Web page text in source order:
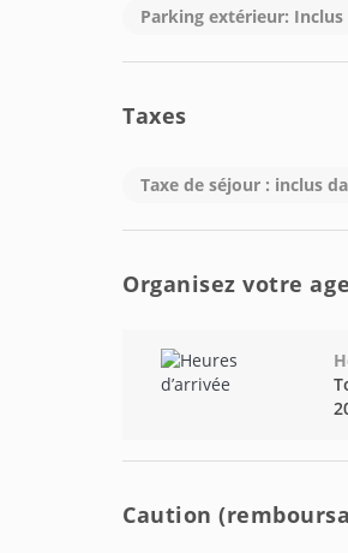
Parking extérieur: Inclus
Taxes
Taxe de séjour : inclus
Organisez votre
Caution